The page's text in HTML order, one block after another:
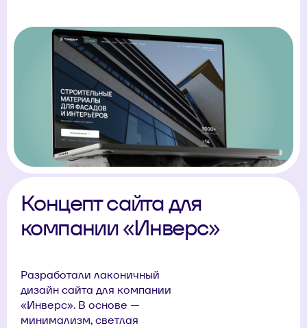
Концепт сайта для
компании «Инверс»
Разработали лаконичный
дизайн сайта для компании
«Инверс». В основе —
минимализм, светлая